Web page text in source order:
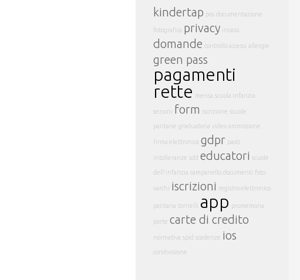
kindertap pos documentazione
fotografica privacy incassi
domande controllo accessi allergie
green pass
pagamenti
rette mensa scuola infanzia
sezioni form iscrizione scuole
paritarie graduatoria video ammissione
firma elettronica gdpr pasti
intolleranze sdd educatori scuole
dell'infanzia campanello documenti foto
varchi iscrizioni registro elettronico
paritaria tornelli app promemoria
porte carte di credito
normativa spid scadenze ios
condivisione